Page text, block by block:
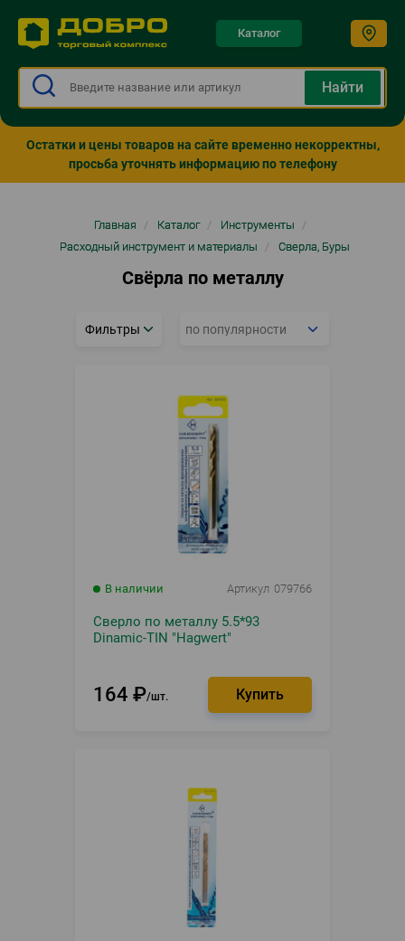
Каталог
Остатки и цены товаров на сайте временно некорректны,
просьба уточнять информацию по телефону
навигации
Главная / Каталог / Инструменты
/
Расходный инструмент и материалы
/ Сверла, Буры
Свёрла по металлу
Фильтры
В наличии Артикул 079766
Сверло по металлу 5.5*93
Dinamic-TIN "Hagwert"
164 ₽ шт.